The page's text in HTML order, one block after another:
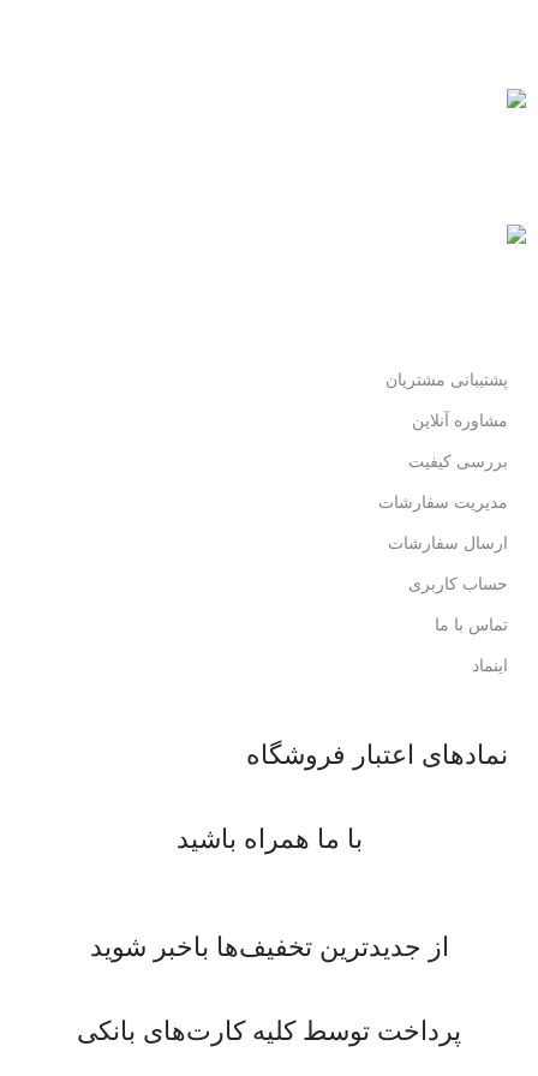
پشتیبانی مشتریان
مشاوره آنلاین
بررسی کیفیت
مدیریت سفارشات
ارسال سفارشات
حساب کاربری
تماس با ما
اینماد
نمادهای اعتبار فروشگاه
با ما همراه باشید
از جدیدترین تخفیف‌ها باخبر شوید
پرداخت توسط کلیه کارت‌های بانکی